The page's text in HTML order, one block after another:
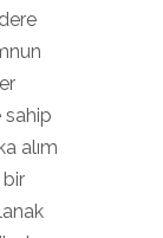
sahip
alım